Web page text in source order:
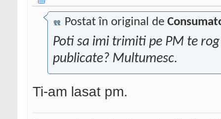
Postat în original de
Poti sa imi trimiti pe PM te
publicate? Multumesc.
Ti-am lasat pm.